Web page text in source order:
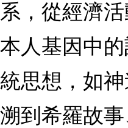
，從經濟
人基因中
思想，如
到希羅故